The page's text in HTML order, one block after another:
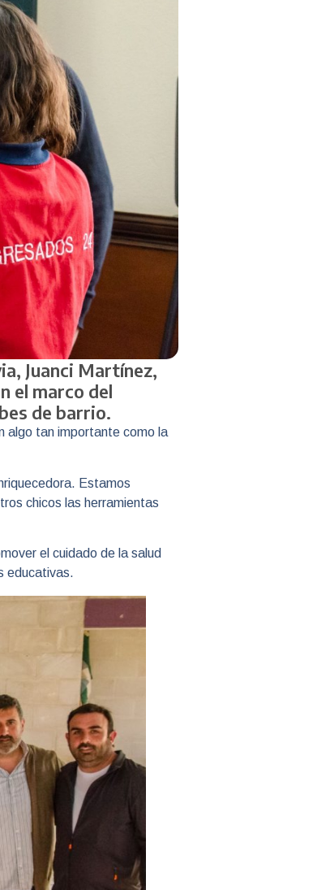
Juanci Martínez,
el marco del
de barrio.
algo tan importante como la
Estamos
chicos las herramientas
el cuidado de la salud
educativas.